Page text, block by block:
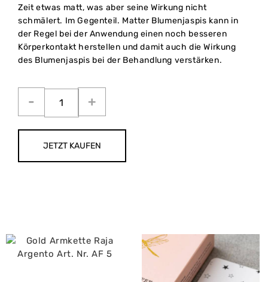
Zeit etwas matt, was aber seine Wirkung nicht
schmälert. Im Gegenteil. Matter Blumenjaspis kann in
der Regel bei der Anwendung einen noch besseren
Körperkontakt herstellen und damit auch die Wirkung
des Blumenjaspis bei der Behandlung verstärken.
JETZT KAUFEN